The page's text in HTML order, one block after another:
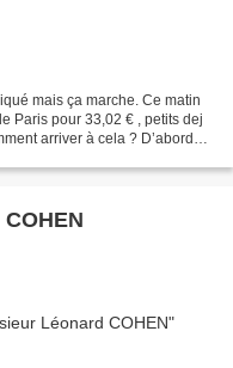
mais ça marche. Ce matin
Paris pour 33,02 € , petits dej
arriver à cela ? D’abord